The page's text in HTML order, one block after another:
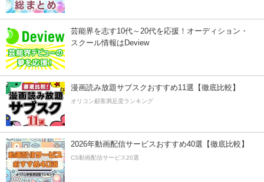
芸能界を志す10代～20代を応援！オーディション・
スクール情報はDeview
漫画読み放題サブスクおすすめ11選【徹底比較】
オリコン顧客満足度ランキング
2026年動画配信サービスおすすめ40選【徹底比較】
CS動画配信サービス20選